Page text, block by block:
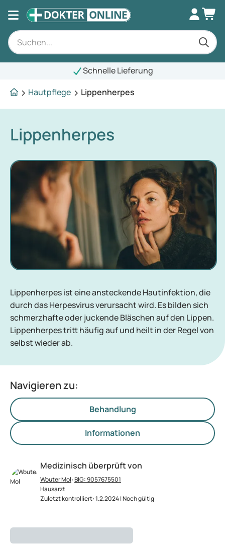
Schnelle Lieferung
Hautpflege
Lippenherpes
Lippenherpes
Lippenherpes ist eine ansteckende Hautinfektion, die
durch das Herpesvirus verursacht wird. Es bilden sich
schmerzhafte oder juckende Bläschen auf den Lippen.
Lippenherpes tritt häufig auf und heilt in der Regel von
selbst wieder ab.
Navigieren zu:
Behandlung
Informationen
Medizinisch überprüft von
Wouter Mol:BIG: 9057675501
Hausarzt
Zuletzt kontrolliert: 1.2.2024 | Noch gültig